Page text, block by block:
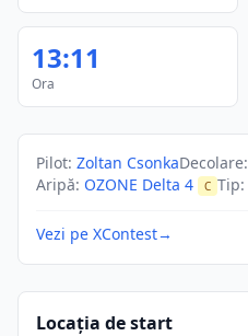
13:11
Ora
Pilot: Zoltan CsonkaDecolare:
Aripă: OZONE Delta 4 C Tip:
Vezi pe XContest→
Locația de start